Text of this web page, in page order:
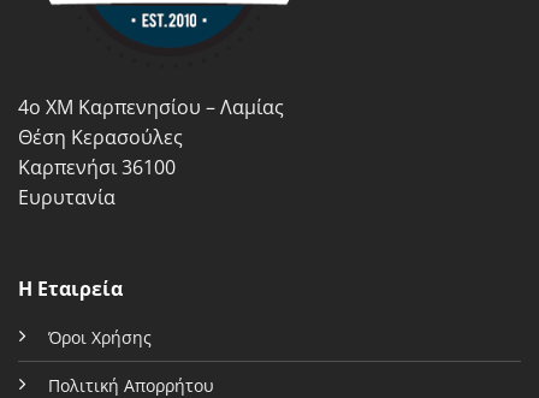
επιλεγούν
προϊόντος
επιλεγούν
4ο ΧΜ Καρπενησίου – Λαμίας
Θέση Κερασούλες
Καρπενήσι 36100
Ευρυτανία
Η Εταιρεία
Όροι Χρήσης
Πολιτική Απορρήτου